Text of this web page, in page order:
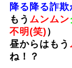
降る降る詐欺
もう ムンムン
不明(笑)）
昼からはもう
ね！？